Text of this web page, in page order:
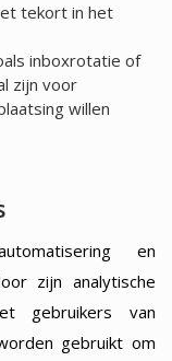
tekort in het
inboxrotatie of
zijn voor
willen
en
zijn analytische
gebruikers van
gebruikt om